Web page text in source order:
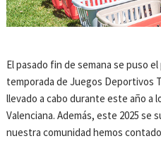
El pasado fin de semana se puso
temporada de Juegos Deportivos
llevado a cabo durante este año a
Valenciana. Además, este 2025 se
nuestra comunidad hemos